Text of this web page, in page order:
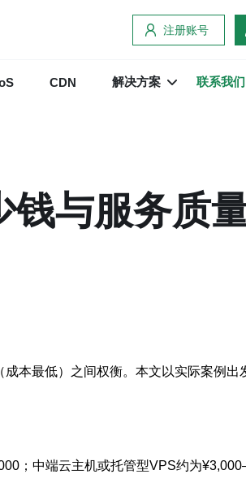
注册账号
CDN 解决方案 联系我们
钱与服务质
成本最低）之间权衡。本文以实际案例
；中端云主机或托管型VPS约为